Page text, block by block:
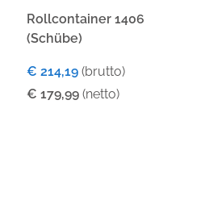
Rollcontainer 1406
(Schübe)
€ 214,19(brutto)
€ 179,99(netto)